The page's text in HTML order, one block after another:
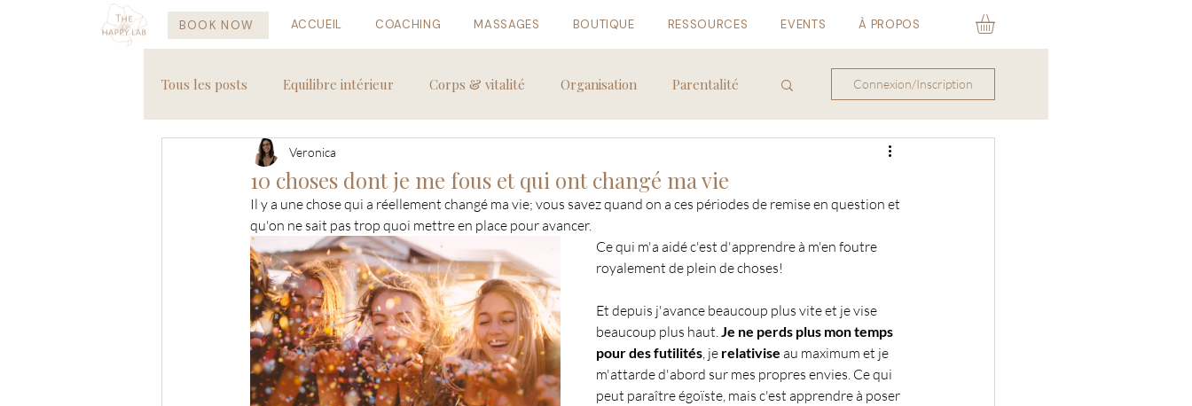
BOOK NOW ACCUEIL COACHING MASSAGES BOUTIQUE RESSOURCES EVENTS À PROPOS
Tous les posts Equilibre intérieur Corps & vitalité Organisation Parentalité
Recettes saines Voyages
Connexion/Inscription
10 choses dont je me fous et qui ont changé ma vie
Veronica
Il y a une chose qui a réellement changé ma vie; vous savez quand on a ces périodes de remise en question et
qu'on ne sait pas trop quoi mettre en place pour avancer.
Ce qui m'a aidé c'est d'apprendre à m'en foutre
royalement de plein de choses!
Et depuis j'avance beaucoup plus vite et je vise
beaucoup plus haut. Je ne perds plus mon temps
pour des futilités , je relativise au maximum et je
m'attarde d'abord sur mes propres envies. Ce qui
peut paraître égoïste, mais c'est apprendre à poser